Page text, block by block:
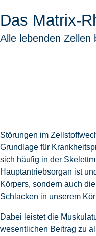
Das Matrix-
Alle lebenden Zellen
Störungen im
Grundlage für
sich häufig in der
Hauptantriebsorgan ist
Körpers, sondern auch
Schlacken in unserem
Dabei leistet die
wesentlichen Beitrag zu